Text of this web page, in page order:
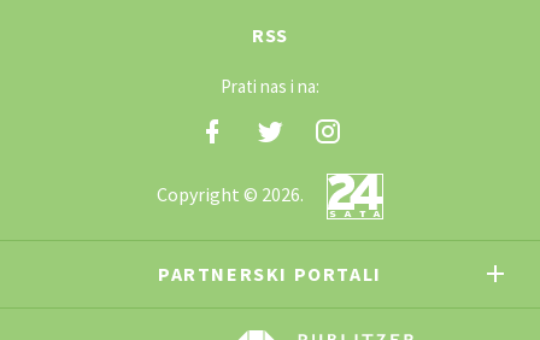
RSS
Prati nas i na:
Copyright © 2026.
PARTNERSKI PORTALI